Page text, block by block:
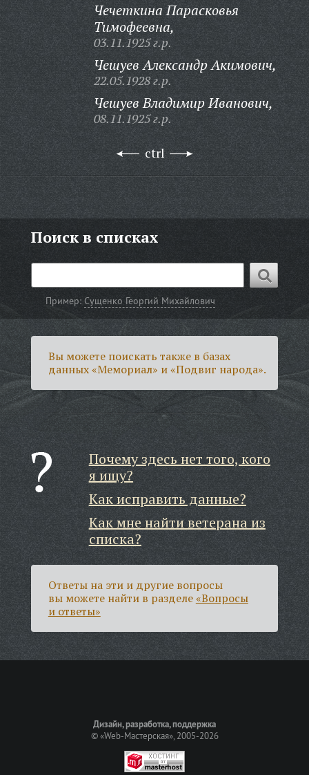
Чечеткина Парасковья
Тимофеевна,
03.11.1925 г.р.
Чешуев Александр Акимович,
22.05.1928 г.р.
Чешуев Владимир Иванович,
08.11.1925 г.р.
ctrl
Поиск в списках
Пример:Сущенко Георгий Михайлович
Вы можете поискать также в базах
данных «Мемориал» и «Подвиг народа».
Почему здесь нет того, кого
я ищу?
Как исправить данные?
Как мне найти ветерана из
списка?
Ответы на эти и другие вопросы
вы можете найти в разделе«Вопросы
и ответы»
Дизайн, разработка, поддержка
©«Web-Мастерская», 2005-2026